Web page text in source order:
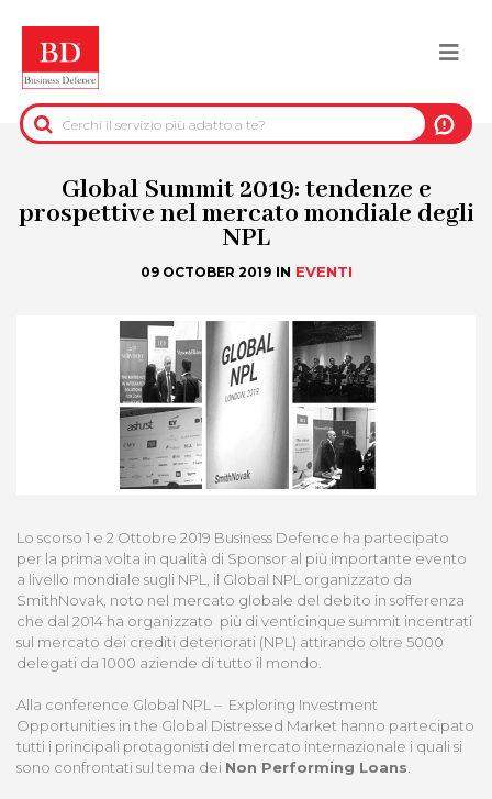
contenuto
principale
BACK
INFORMAZIONI PRE-CONTRATTUALI
INFORMAZIONI PER IL RECUPERO DEL
INFORMAZIONI IMMOBILIARI
DATI UFFICIALI
DUE DILIGENCE
SERVIZI ANTIFRODE
Global Summit 2019: tendenze e
prospettive nel mercato mondiale degli
NPL
09 OCTOBER 2019IN EVENTI
Lo scorso 1 e 2 Ottobre 2019 Business Defence ha partecipato
per la prima volta in qualità di Sponsor al più importante evento
a livello mondiale sugli NPL, il Global NPL organizzato da
SmithNovak, noto nel mercato globale del debito in sofferenza
che dal 2014 ha organizzato più di venticinque summit incentrati
sul mercato dei crediti deteriorati (NPL) attirando oltre 5000
delegati da 1000 aziende di tutto il mondo.
Alla conference Global NPL – Exploring Investment
Opportunities in the Global Distressed Market hanno partecipato
tutti i principali protagonisti del mercato internazionale i quali si
sono confrontati sul tema dei Non Performing Loans